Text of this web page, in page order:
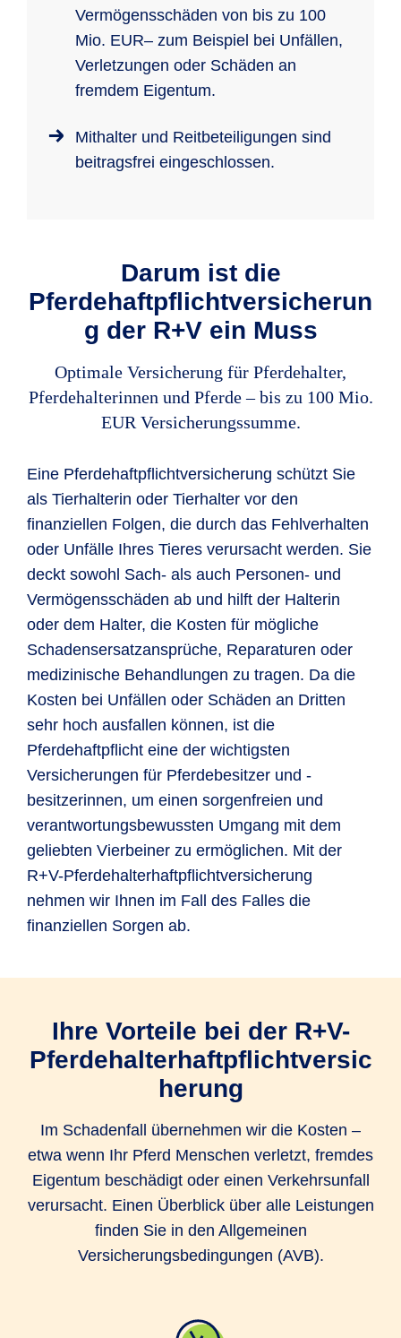
Vermögensschäden von bis zu 100
Mio. EUR– zum Beispiel bei Unfällen,
Verletzungen oder Schäden an
fremdem Eigentum.
Mithalter und Reitbeteiligungen sind
beitragsfrei eingeschlossen.
Darum ist die
Pferdehaftpflichtversicherun
g der R+V ein Muss
Optimale Versicherung für Pferdehalter,
Pferdehalterinnen und Pferde – bis zu 100 Mio.
EUR Versicherungssumme.
Eine Pferdehaftpflichtversicherung schützt Sie
als Tierhalterin oder Tierhalter vor den
finanziellen Folgen, die durch das Fehlverhalten
oder Unfälle Ihres Tieres verursacht werden. Sie
deckt sowohl Sach- als auch Personen- und
Vermögensschäden ab und hilft der Halterin
oder dem Halter, die Kosten für mögliche
Schadensersatzansprüche, Reparaturen oder
medizinische Behandlungen zu tragen. Da die
Kosten bei Unfällen oder Schäden an Dritten
sehr hoch ausfallen können, ist die
Pferdehaftpflicht eine der wichtigsten
Versicherungen für Pferdebesitzer und -
besitzerinnen, um einen sorgenfreien und
verantwortungsbewussten Umgang mit dem
geliebten Vierbeiner zu ermöglichen. Mit der
R+V-Pferdehalterhaftpflichtversicherung
nehmen wir Ihnen im Fall des Falles die
finanziellen Sorgen ab.
Ihre Vorteile bei der R+V-
Pferdehalterhaftpflichtversic
herung
Im Schadenfall übernehmen wir die Kosten –
etwa wenn Ihr Pferd Menschen verletzt, fremdes
Eigentum beschädigt oder einen Verkehrsunfall
verursacht. Einen Überblick über alle Leistungen
finden Sie in den Allgemeinen
Versicherungsbedingungen (AVB).